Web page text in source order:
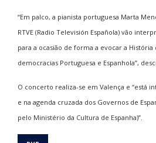
“Em palco, a pianista portuguesa Marta
RTVE (Radio Televisión Española) vão
para a ocasião de forma a evocar a História
democracias Portuguesa e Espanhola”,
O concerto realiza-se em Valença e “está
e na agenda cruzada dos Governos de
pelo Ministério da Cultura de Espanha)”.